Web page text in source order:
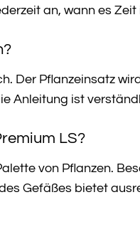
an, wann es
Der Pflanzeinsatz
Anleitung ist
LS?
von Pflanzen.
Gefäßes bietet